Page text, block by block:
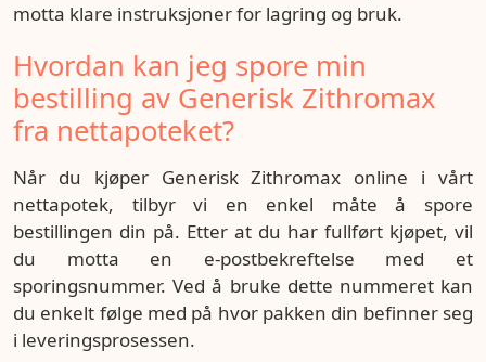
motta klare instruksjoner for lagring og bruk.
Hvordan kan jeg spore min
bestilling av Generisk Zithromax
fra nettapoteket?
Når du kjøper Generisk Zithromax online i vårt
nettapotek, tilbyr vi en enkel måte å spore
bestillingen din på. Etter at du har fullført kjøpet, vil
du motta en e-postbekreftelse med et
sporingsnummer. Ved å bruke dette nummeret kan
du enkelt følge med på hvor pakken din befinner seg
i leveringsprosessen.